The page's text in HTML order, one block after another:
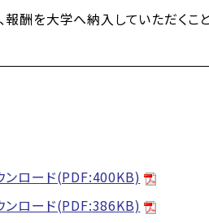
を大学へ納入していただくこと
ンロード(PDF:400KB)
ンロード(PDF:386KB)